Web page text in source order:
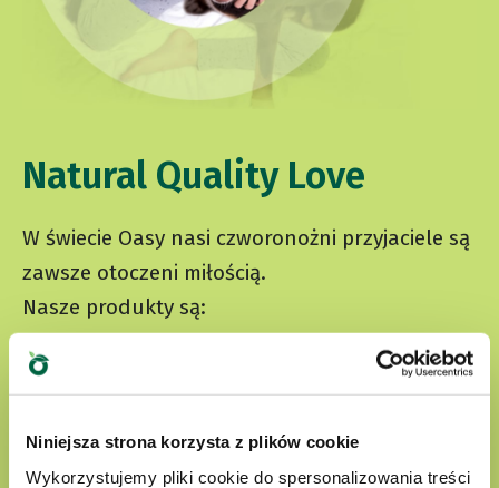
Niniejsza strona korzysta z plików cookie
Wykorzystujemy pliki cookie do spersonalizowania treści
Natural Quality Love
W świecie Oasy nasi czworonożni przyjaciele są
zawsze otoczeni miłością.
Nasze produkty są:
przygotowane z wyselekcjonowanych
nie zawierają sztucznych barwników